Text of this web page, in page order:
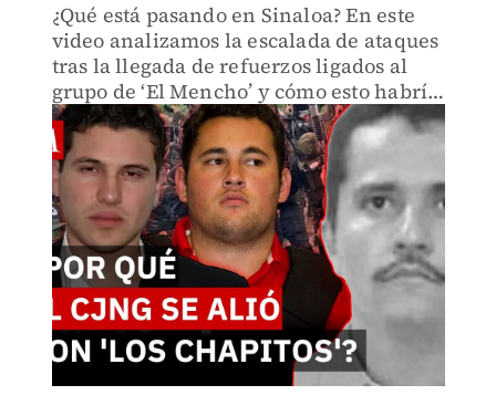
¿Qué está pasando en Sinaloa? En este
video analizamos la escalada de ataques
tras la llegada de refuerzos ligados al
grupo de ‘El Mencho’ y cómo esto habría
detonado una nueva ola de violencia en
la región.